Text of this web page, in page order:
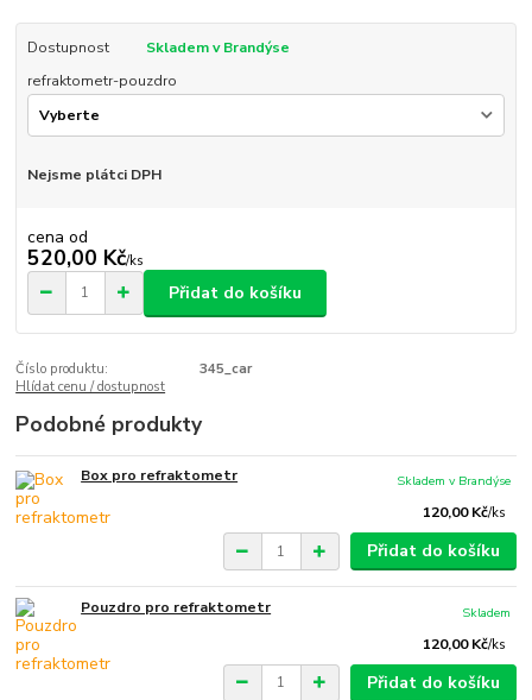
Dostupnost
Skladem v Brandýse
refraktometr-pouzdro
Nejsme plátci DPH
cena od
520,00 Kč/ks
Přidat do košíku
Číslo produktu:
345_car
Hlídat cenu / dostupnost
Podobné produkty
Box pro refraktometr
120,00 Kč/ks
Skladem v Brandýse
Přidat do košíku
Pouzdro pro refraktometr
120,00 Kč/ks
Skladem
Přidat do košíku